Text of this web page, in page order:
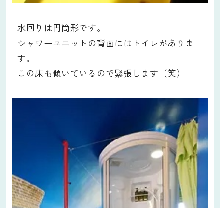
水回りは円筒形です。
シャワーユニットの背面にはトイレがありま
す。
この床も傾いているので緊張します（笑）